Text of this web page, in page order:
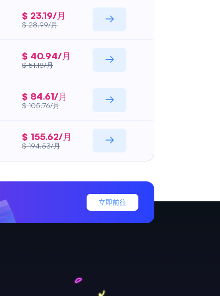
$ 23.19/月
$ 28.99/月
$ 40.94/月
$ 51.18/月
$ 84.61/月
$ 105.76/月
$ 155.62/月
$ 194.53/月
立即前往